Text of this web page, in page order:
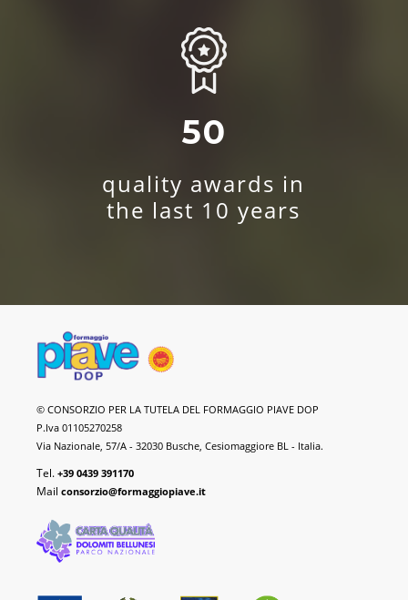
50
quality awards in
the last 10 years
Piave
DOP
Cheese
© CONSORZIO PER LA TUTELA DEL FORMAGGIO PIAVE DOP
P.Iva 01105270258
Via Nazionale, 57/A - 32030 Busche, Cesiomaggiore BL - Italia.
Tel. +39 0439 391170
Mail consorzio@formaggiopiave.it